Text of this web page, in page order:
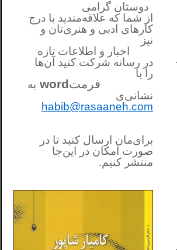
دوستان گرامی
از شما که علاقه‌مندید با درج
کارهای‌ ادبی و هنری‌تان و
نیز
اخبار و اطلاعات تازه
در رسانه شرکت کنید آن‌ها
را با
فرمتword به
نشانی‌ی
habib@rasaaneh.com
برای‌مان ارسال کنید تا در
صورت امکان در این‌جا
منتشر کنیم.